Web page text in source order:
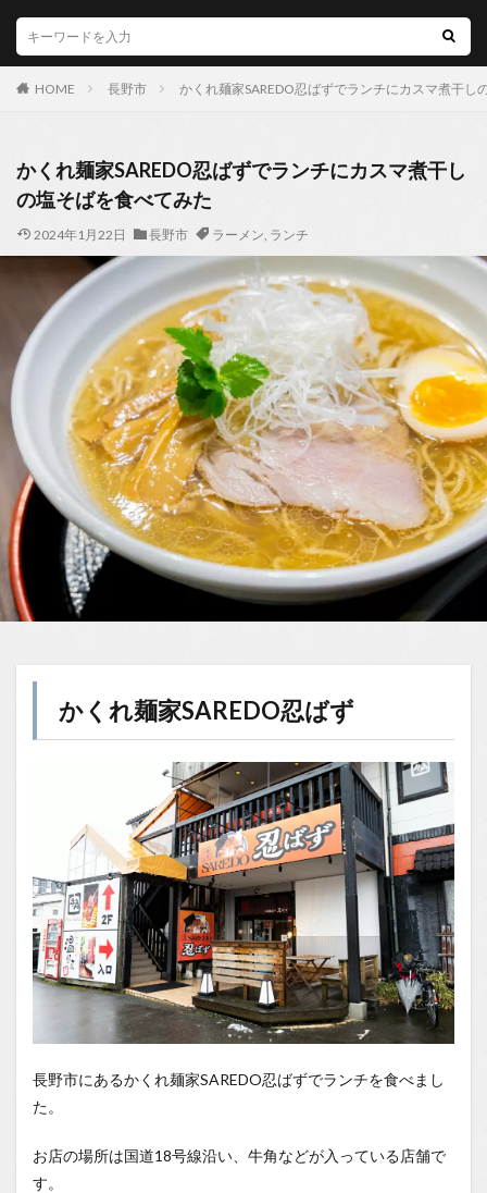
HOME 長野市 かくれ麺家SAREDO忍ばずでランチにカスマ煮干し
かくれ麺家SAREDO忍ばずでランチにカスマ煮干し
の塩そばを食べてみた
2024年1月22日 長野市 ラーメン, ランチ
かくれ麺家SAREDO忍ばず
長野市にあるかくれ麺家SAREDO忍ばずでランチを食べまし
た。
お店の場所は国道18号線沿い、牛角などが入っている店舗で
す。